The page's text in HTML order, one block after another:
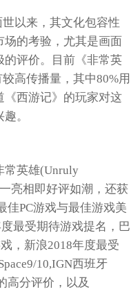
世以来，其文化包容性
的考验，尤其是画面
评价。目前《非常英
高传播量，其中80%用
《西游记》的玩家对这
。
常英雄(Unruly
亮相即好评如潮，还获
佳PC游戏与最佳游戏美
最受期待游戏提名，巴
，新浪2018年度最受
10,IGN西班牙
高分评价，以及